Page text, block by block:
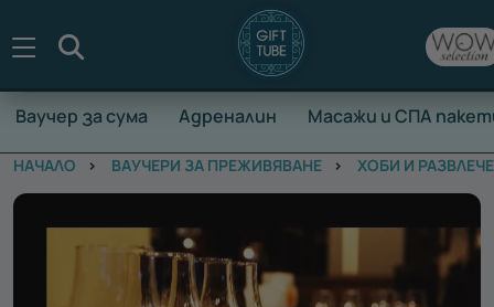
Ваучер за сума Адреналин Масажи и СПА
НАЧАЛО ВАУЧЕРИ ЗА ПРЕЖИВЯВАНЕ ХОБИ И